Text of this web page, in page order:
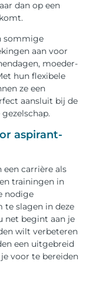
dan op een
sommige
aan voor
moeder-
hun flexibele
ze een
aansluit bij de
aspirant-
een carrière als
trainingen in
nodige
te slagen in deze
net begint aan je
wilt verbeteren
een uitgebreid
voor te bereiden